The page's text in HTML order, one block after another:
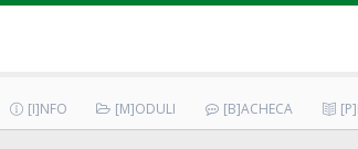
[I]NFO [M]ODULI [B]ACHECA